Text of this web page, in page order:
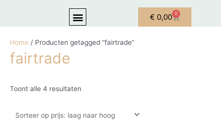
Menu € 0,00 0
Winkelwagen
Home / Producten getagged “fairtrade”
fairtrade
Toont alle 4 resultaten